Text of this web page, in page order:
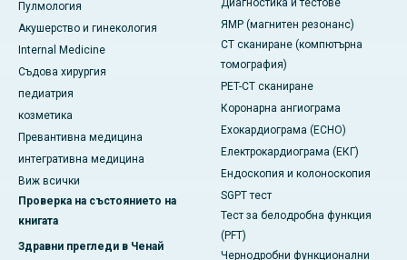
Пулмология
Акушерство и гинекология
Internal Medicine
Съдова хирургия
педиатрия
козметика
Превантивна медицина
интегративна медицина
Виж всички
Проверка на състоянието на
книгата
Здравни прегледи в Ченай
Диагностика и тестове
ЯМР (магнитен резонанс)
CT сканиране (компютърна
томография)
PET-CT сканиране
Коронарна ангиограма
Ехокардиограма (ECHO)
Електрокардиограма (ЕКГ)
Ендоскопия и колоноскопия
SGPT тест
Тест за белодробна функция
(PFT)
Чернодробни функционални